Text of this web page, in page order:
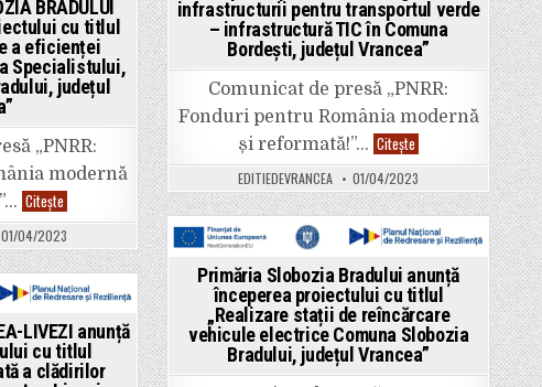
a
eficienței
energetice
Cămin
Cultural
Comuna
Slobozia
Bradului,
județul
Vrancea”
energetice
și
gestionarea
inteligență
a
energiei
Uman
Urechești,
județul
Vrancea”
infrastructurii pentru transportul verde
– infrastructură TIC în Comuna
Bordești, județul Vrancea”
Comunicat de presă „PNRR:
Fonduri pentru România modernă
și reformată!”… Citește
COMUNA
BORDEȘTI
anunță
începerea
proiectului
„Asigurarea
infrastructurii
transportul
verde
–
infrastructură
TIC
în
Comuna
Bordești,
EDITIEDEVRANCEA 01/04/2023
BRADULUI
cu titlul
a eficienței
Specialistului,
județul
„PNRR:
modernă
Citește
COMUNA
SLOBOZIA
BRADULUI
anunță
începerea
proiectului
cu
„Lucrări
de
creștere
a
01/04/2023
in
Primăria Slobozia Bradului anunță
începerea proiectului cu titlul
„Realizare stații de reîncărcare
vehicule electrice Comuna Slobozia
Bradului, județul Vrancea”
LIVEZI anunță
cu titlul
a clădirilor